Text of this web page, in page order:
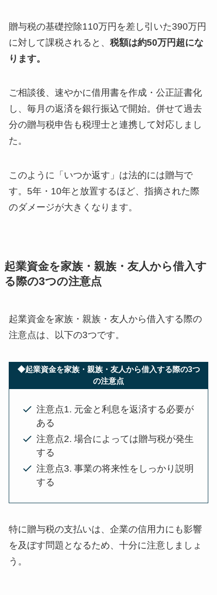
贈与税の基礎控除110万円を差し引いた390万円
に対して課税されると、 税額は約50万円超にな
ります。
ご相談後、速やかに借用書を作成・公正証書化
し、毎月の返済を銀行振込で開始。併せて過去
分の贈与税申告も税理士と連携して対応しまし
た。
このように「いつか返す」は法的には贈与で
す。5年・10年と放置するほど、指摘された際
のダメージが大きくなります。
起業資金を家族・親族・友人から借入す
る際の3つの注意点
起業資金を家族・親族・友人から借入する際の
注意点は、以下の3つです。
◆起業資金を家族・親族・友人から借入する際の3つ
の注意点
注意点1. 元金と利息を返済する必要が
ある
注意点2. 場合によっては贈与税が発生
する
注意点3. 事業の将来性をしっかり説明
する
特に贈与税の支払いは、企業の信用力にも影響
を及ぼす問題となるため、十分に注意しましょ
う。